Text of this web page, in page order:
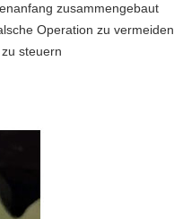
zusammengebaut
Operation zu vermeiden
steuern